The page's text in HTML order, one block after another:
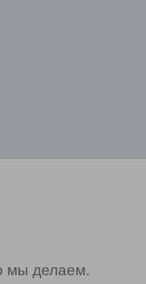
мы делаем.